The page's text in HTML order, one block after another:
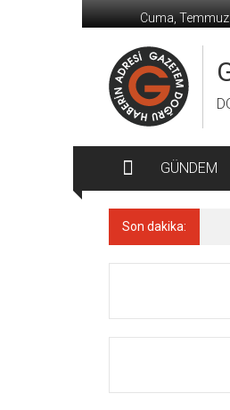
geç
Cuma,
GÜNDEM
Son dakika: